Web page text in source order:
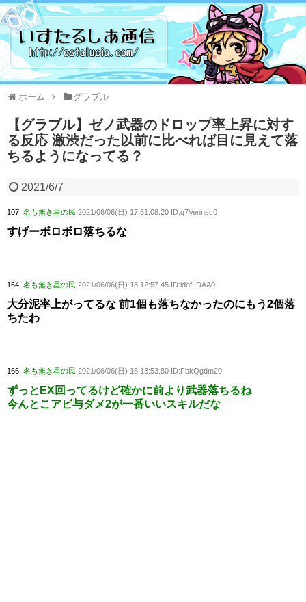
ホーム グラブル
【グラブル】ゼノ武器のドロップ率上昇に対す
る反応 激渋だった以前に比べれば目に見えて落
ちるようになってる？
2021/6/7
107: 名も無き星の民 2021/06/06(日) 17:51:08.20 ID:q7Vennsc0
すげーボロボロ落ちるな
164: 名も無き星の民 2021/06/06(日) 18:12:57.45 ID:idofLDAA0
大分泥率上がってるな 前1個も落ちなかったのにもう2個落
ちたわ
166: 名も無き星の民 2021/06/06(日) 18:13:53.80 ID:FbkQgdm20
ずっとEX回ってるけど確かに前より武器落ちるね
今んとこアビ与ダメ2が一番いいスキルだな